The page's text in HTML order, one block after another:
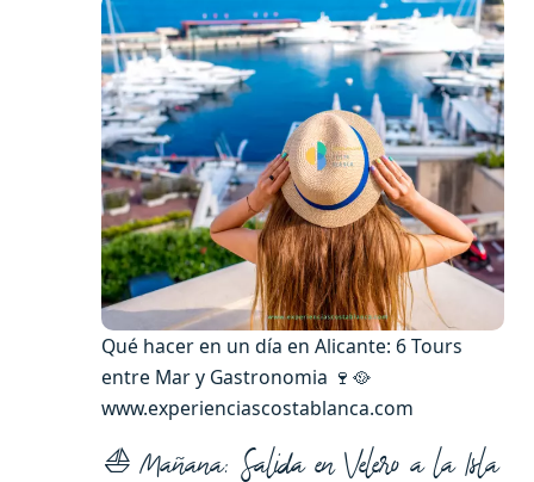
Qué hacer en un día en Alicante: 6 Tours
entre Mar y Gastronomia 🍷🥘
www.experienciascostablanca.com
⛵ Mañana: Salida en Velero a la Isla